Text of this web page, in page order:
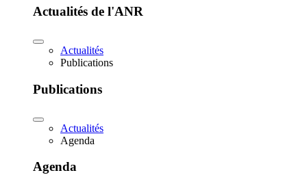
Actualités de l'ANR
Actualités
Publications
Publications
Actualités
Agenda
Agenda